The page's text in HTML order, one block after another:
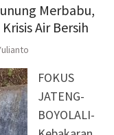
Merbabu,
Air Bersih
FOKUS
JATENG-
BOYOLALI-